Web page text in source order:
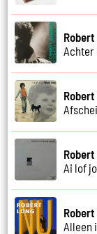
Robert
Achter
Robert
Robert
Ai lof
Robert
Alleen